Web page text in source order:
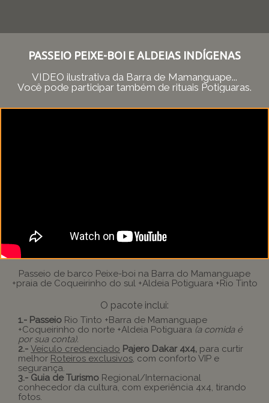
PASSEIO PEIXE-BOI E ALDEIAS INDÍGENAS
VÍDEO ilustrativa da Barra de Mamanguape...
Você pode participar também de rituais Potiguaras.
Passeio de barco Peixe-boi na Barra do Mamanguape
+praia de Coqueirinho do sul +Aldeia Potiguara +Rio Tinto
O pacote inclui:
1.- Passeio Rio Tinto +Barra de Mamanguape
+Coqueirinho do norte +Aldeia Potiguara (a comida é
por sua conta).
2.- Veículo credenciado Pajero Dakar 4x4, para curtir
melhor Roteiros exclusivos, com conforto VIP e
segurança.
3.- Guia de Turismo Regional/Internacional
conhecedor da cultura, com experiência 4x4, tirando
fotos.